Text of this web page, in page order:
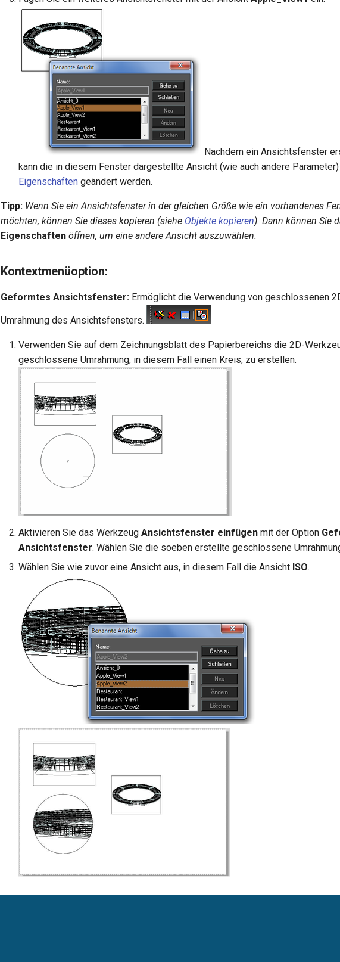
Nachdem ein Ansichtsfenster
kann die in diesem Fenster dargestellte Ansicht (wie auch andere
Eigenschaften geändert werden.
Tipp: Wenn Sie ein Ansichtsfenster in der gleichen Größe wie ein vorhandenes
möchten, können Sie dieses kopieren (siehe Objekte kopieren). Dann können Sie
Eigenschaften öffnen, um eine andere Ansicht auszuwählen.
Kontextmenüoption:
Geformtes Ansichtsfenster: Ermöglicht die Verwendung von geschlossenen
Umrahmung des Ansichtsfensters.
Verwenden Sie auf dem Zeichnungsblatt des Papierbereichs die 2D-
geschlossene Umrahmung, in diesem Fall einen Kreis, zu erstellen.
Aktivieren Sie das Werkzeug Ansichtsfenster einfügen mit der Option
Ansichtsfenster. Wählen Sie die soeben erstellte geschlossene
Wählen Sie wie zuvor eine Ansicht aus, in diesem Fall die Ansicht ISO.